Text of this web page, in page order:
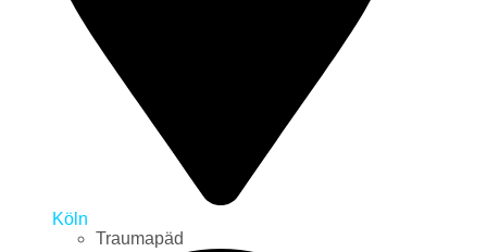
Köln
Traumapäd